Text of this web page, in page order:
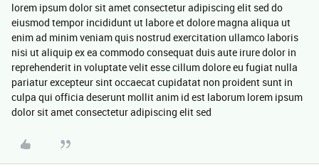
lorem ipsum dolor sit amet consectetur adipiscing elit sed do
eiusmod tempor incididunt ut labore et dolore magna aliqua ut
enim ad minim veniam quis nostrud exercitation ullamco laboris
nisi ut aliquip ex ea commodo consequat duis aute irure dolor in
reprehenderit in voluptate velit esse cillum dolore eu fugiat nulla
pariatur excepteur sint occaecat cupidatat non proident sunt in
culpa qui officia deserunt mollit anim id est laborum lorem ipsum
dolor sit amet consectetur adipiscing elit sed